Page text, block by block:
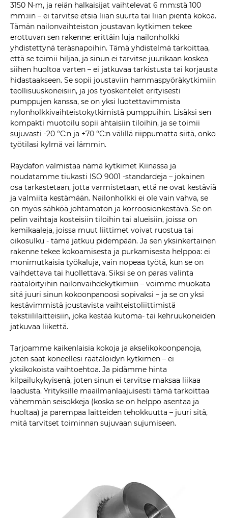
3150 N·m, ja reiän halkaisijat vaihtelevat 6 mm:stä 100
mm:iin – ei tarvitse etsiä liian suurta tai liian pientä kokoa.
Tämän nailonvaihteiston joustavan kytkimen tekee
erottuvan sen rakenne: erittäin luja nailonholkki
yhdistettynä teräsnapoihin. Tämä yhdistelmä tarkoittaa,
että se toimii hiljaa, ja sinun ei tarvitse juurikaan koskea
siihen huoltoa varten – ei jatkuvaa tarkistusta tai korjausta
hidastaakseen. Se sopii joustaviin hammaspyöräkytkimiin
teollisuuskoneisiin, ja jos työskentelet erityisesti
pumppujen kanssa, se on yksi luotettavimmista
nylonholkkivaihteistokytkimistä pumppuihin. Lisäksi sen
kompakti muotoilu sopii ahtaisiin tiloihin, ja se toimii
sujuvasti -20 °C:n ja +70 °C:n välillä riippumatta siitä, onko
työtilasi kylmä vai lämmin.
Raydafon valmistaa nämä kytkimet Kiinassa ja
noudatamme tiukasti ISO 9001 -standardeja – jokainen
osa tarkastetaan, jotta varmistetaan, että ne ovat kestäviä
ja valmiita kestämään. Nailonholkki ei ole vain vahva, se
on myös sähköä johtamaton ja korroosionkestävä. Se on
pelin vaihtaja kosteisiin tiloihin tai alueisiin, joissa on
kemikaaleja, joissa muut liittimet voivat ruostua tai
oikosulku - tämä jatkuu pidempään. Ja sen yksinkertainen
rakenne tekee kokoamisesta ja purkamisesta helppoa: ei
monimutkaisia ​​työkaluja, vain nopeaa työtä, kun se on
vaihdettava tai huollettava. Siksi se on paras valinta
räätälöityihin nailonvaihdekytkimiin – voimme muokata
sitä juuri sinun kokoonpanoosi sopivaksi – ja se on yksi
kestävimmistä joustavista vaihteistoliittimistä
tekstiililaitteisiin, joka kestää kutoma- tai kehruukoneiden
jatkuvaa liikettä.
Tarjoamme kaikenlaisia ​​kokoja ja akselikokoonpanoja,
joten saat koneellesi räätälöidyn kytkimen – ei
yksikokoista vaihtoehtoa. Ja pidämme hinta
kilpailukykyisenä, joten sinun ei tarvitse maksaa liikaa
laadusta. Yrityksille maailmanlaajuisesti tämä tarkoittaa
vähemmän seisokkeja (koska se on helppo asentaa ja
huoltaa) ja parempaa laitteiden tehokkuutta – juuri sitä,
mitä tarvitset toiminnan sujuvaan sujumiseen.